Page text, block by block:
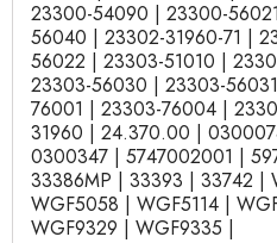
23300-54090 | 23300-
56040 | 23302-31960-71 |
56022 | 23303-51010 |
23303-56030 | 23303-
76001 | 23303-76004 |
31960 | 24.370.00 |
0300347 | 5747002001 |
33386MP | 33393 | 33742 |
WGF5058 | WGF5114 |
WGF9329 | WGF9335 |